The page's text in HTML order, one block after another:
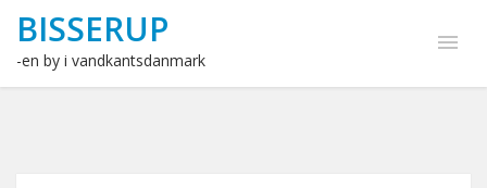
BISSERUP
-en by i vandkantsdanmark